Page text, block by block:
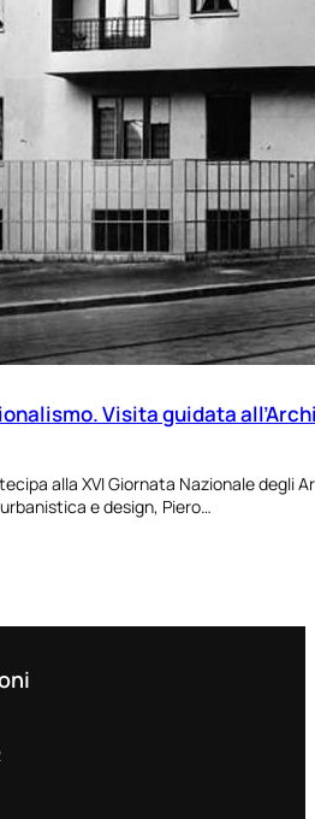
Visita guidata
alla XVI Giornata Nazionale
e design, Piero…